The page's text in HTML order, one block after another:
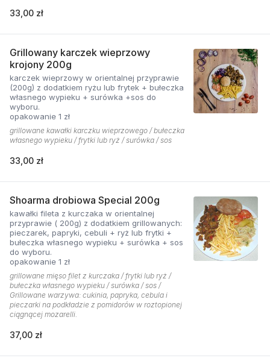
33,00 zł
Grillowany karczek wieprzowy
krojony 200g
karczek wieprzowy w orientalnej przyprawie
(200g) z dodatkiem ryżu lub frytek + bułeczka
własnego wypieku + surówka +sos do
wyboru.
opakowanie 1 zł
grillowane kawałki karczku wieprzowego / bułeczka
własnego wypieku / frytki lub ryż / surówka / sos
33,00 zł
Shoarma drobiowa Special 200g
kawałki fileta z kurczaka w orientalnej
przyprawie ( 200g) z dodatkiem grillowanych:
pieczarek, papryki, cebuli + ryż lub frytki +
bułeczka własnego wypieku + surówka + sos
do wyboru.
opakowanie 1 zł
grillowane mięso filet z kurczaka / frytki lub ryż /
bułeczka własnego wypieku / surówka / sos /
Grillowane warzywa: cukinia, papryka, cebula i
pieczarki na podkładzie z pomidorów w roztopionej
ciągnącej mozarelli.
37,00 zł